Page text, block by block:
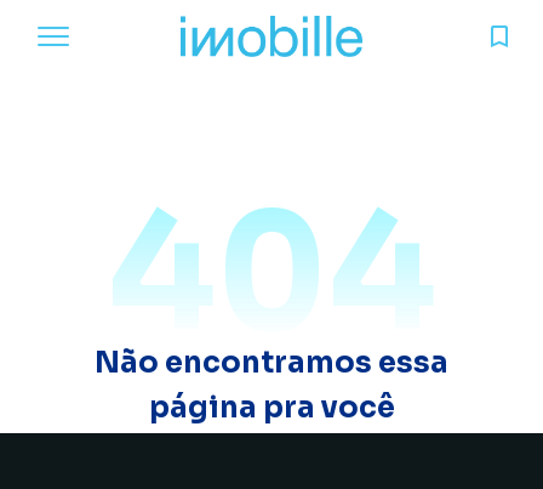
404
Não encontramos essa
página pra você